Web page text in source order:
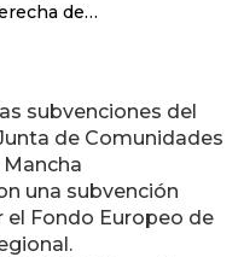
del
subvenciones del
de Comunidades
una subvención
el Fondo Europeo de